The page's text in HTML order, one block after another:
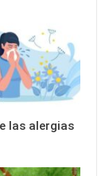
las alergias